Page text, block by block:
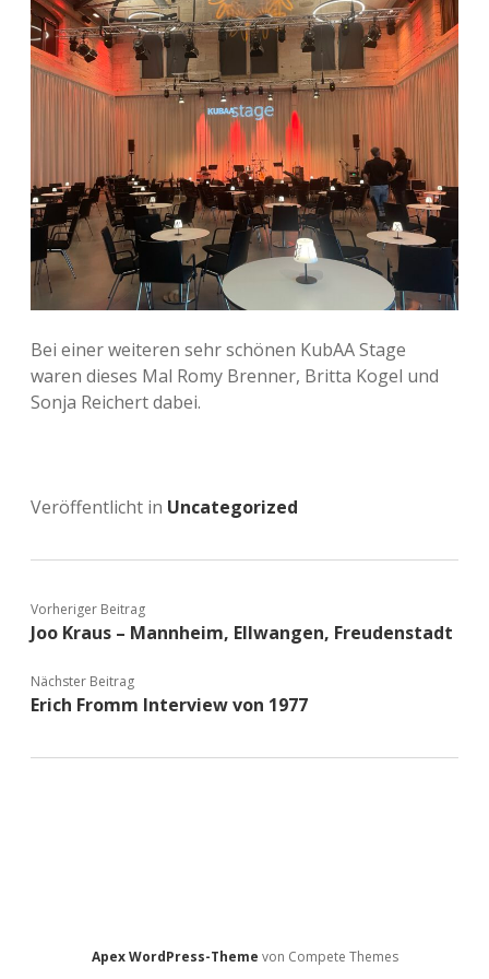
Bei einer weiteren sehr schönen KubAA Stage
waren dieses Mal Romy Brenner, Britta Kogel und
Sonja Reichert dabei.
Veröffentlicht in Uncategorized
Vorheriger Beitrag
Joo Kraus – Mannheim, Ellwangen, Freudenstadt
Nächster Beitrag
Erich Fromm Interview von 1977
Apex WordPress-Theme von Compete Themes